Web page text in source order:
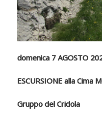
domenica 7 AGOSTO
ESCURSIONE alla Cima
Gruppo del Cridola